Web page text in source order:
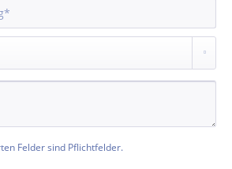
Felder sind Pflichtfelder.